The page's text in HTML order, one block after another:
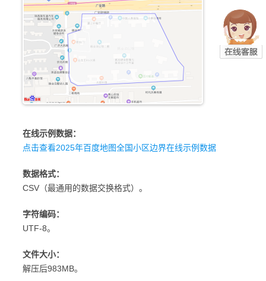
在线示例数据：
点击查看2025年百度地图全国小区边界在线示例数据
数据格式：
CSV（最通用的数据交换格式）。
字符编码：
UTF-8。
文件大小：
解压后983MB。